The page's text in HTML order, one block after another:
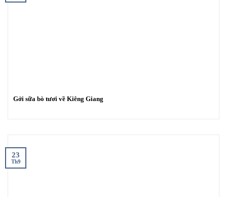
Gởi sữa bò tươi về Kiêng Giang
23
Th9